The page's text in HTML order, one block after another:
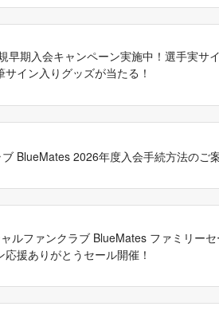
早期入会キャンペーン実施中！選手実サ
イン入りグッズが当たる！
BlueMates 2026年度入会手続方法のご
ルファンクラブ BlueMates ファミリーセ
援ありがとうセール開催！